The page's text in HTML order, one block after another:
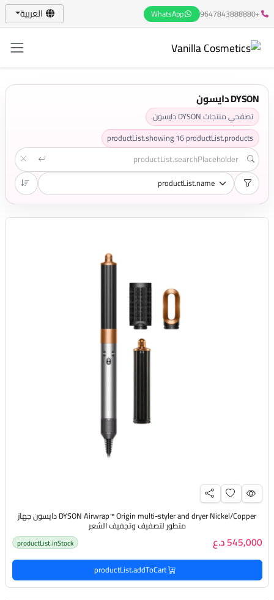
+9647843888880
WhatsApp العربية
DYSON دايسون
تصفحي منتجات DYSON دايسون.
productList.showing16productList.products
DYSON Airwrap™ Origin multi-styler and dryer Nickel/Copper دايسون جهاز
متطور لتصفيف وتجفيف الشعر
545,000 د.ع productList.inStock
productList.addToCart